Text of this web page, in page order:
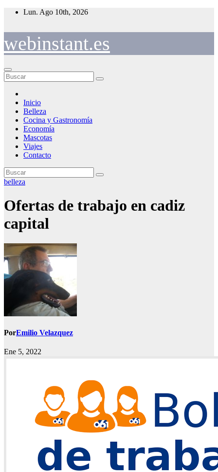
Saltar
Lun. Ago 10th, 2026
webinstant.es
Inicio
Belleza
Cocina y Gastronomía
Economía
Mascotas
Viajes
Contacto
belleza
Ofertas de trabajo en cadiz
capital
PorEmilio Velazquez
Ene 5, 2022